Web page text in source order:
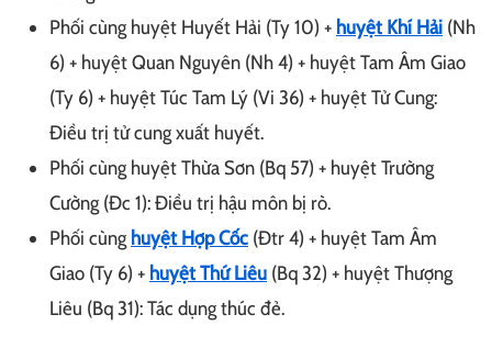
Phối cùng huyệt Huyết Hải (Ty 10) + huyệt Khí Hải (Nh
6) + huyệt Quan Nguyên (Nh 4) + huyệt Tam Âm Giao
(Ty 6) + huyệt Túc Tam Lý (Vi 36) + huyệt Tử Cung:
Điều trị tử cung xuất huyết.
Phối cùng huyệt Thừa Sơn (Bq 57) + huyệt Trường
Cường (Đc 1): Điều trị hậu môn bị rò.
Phối cùng huyệt Hợp Cốc (Đtr 4) + huyệt Tam Âm
Giao (Ty 6) + huyệt Thứ Liêu (Bq 32) + huyệt Thượng
Liêu (Bq 31): Tác dụng thúc đẻ.